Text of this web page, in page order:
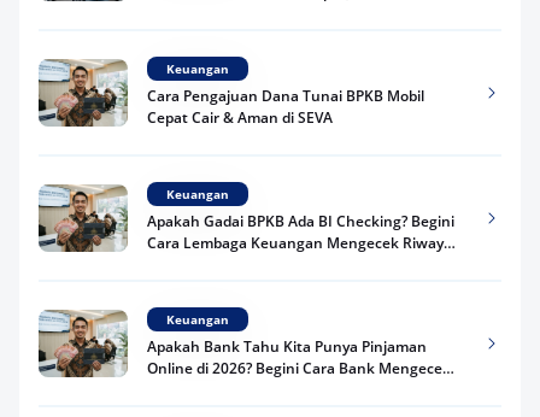
Keuangan
Cara Pengajuan Dana Tunai BPKB Mobil
Cepat Cair & Aman di SEVA
Keuangan
Apakah Gadai BPKB Ada BI Checking? Begini
Cara Lembaga Keuangan Mengecek Riwayat
Keuangan
Apakah Bank Tahu Kita Punya Pinjaman
Online di 2026? Begini Cara Bank Mengecek